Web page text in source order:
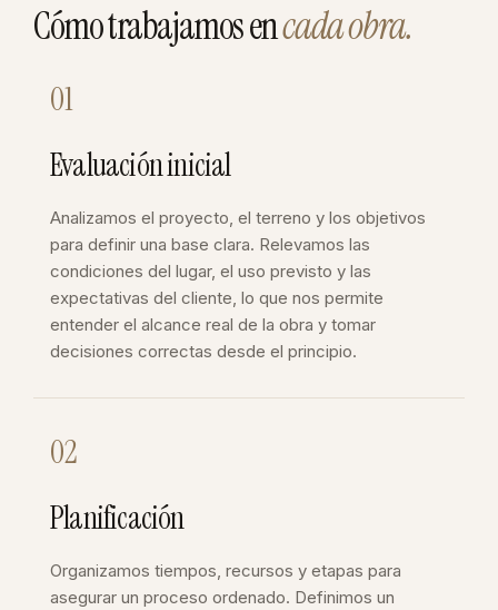
Cómo trabajamos encada obra.
01
Evaluación inicial
Analizamos el proyecto, el terreno y los objetivos
para definir una base clara. Relevamos las
condiciones del lugar, el uso previsto y las
expectativas del cliente, lo que nos permite
entender el alcance real de la obra y tomar
decisiones correctas desde el principio.
02
Planificación
Organizamos tiempos, recursos y etapas para
asegurar un proceso ordenado. Definimos un